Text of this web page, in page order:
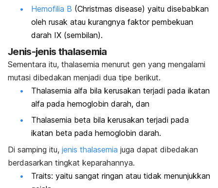
Hemofilia B (Christmas disease) yaitu disebabkan
oleh rusak atau kurangnya faktor pembekuan
darah IX (sembilan).
Jenis-jenis thalasemia
Sementara itu, thalasemia menurut gen yang mengalami
mutasi dibedakan menjadi dua tipe berikut.
Thalasemia alfa bila kerusakan terjadi pada ikatan
alfa pada hemoglobin darah, dan
Thalasemia beta bila kerusakan terjadi pada
ikatan beta pada hemoglobin darah.
Di samping itu, jenis thalasemia juga dapat dibedakan
berdasarkan tingkat keparahannya.
Traits: yaitu sangat ringan atau tidak menunjukkan